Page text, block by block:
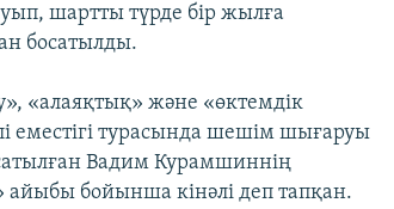
шартты түрде бір жылға
босатылды.
«алаяқтық» және «өктемдік
еместігі турасында шешім шығаруы
Вадим Курамшиннің
айыбы бойынша кінәлі деп тапқан.